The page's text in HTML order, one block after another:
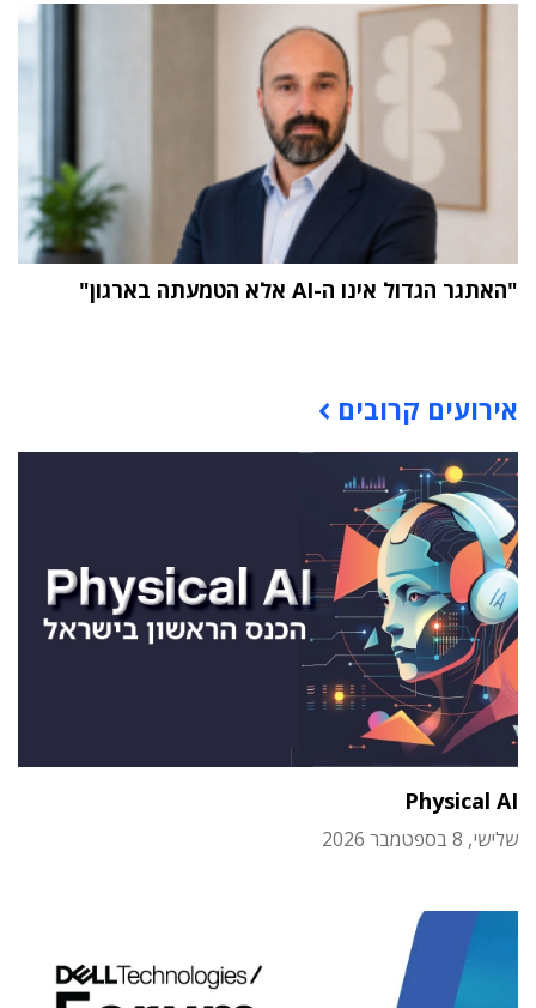
"האתגר הגדול אינו ה-AI אלא הטמעתה בארגון"
אירועים קרובים
Physical AI
שלישי, 8 בספטמבר 2026